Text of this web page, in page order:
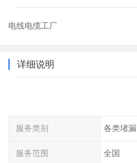
电线电缆工厂
详细说明
服务类别 各类堵漏
服务范围 全国